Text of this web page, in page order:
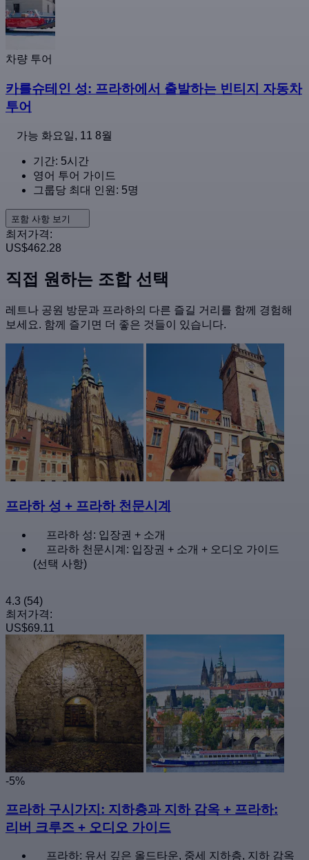
차량 투어
카를슈테인 성: 프라하에서 출발하는 빈티지 자동차
투어
가능 화요일, 11 8월
기간: 5시간
영어 투어 가이드
그룹당 최대 인원: 5명
포함 사항 보기
최저가격:
US$462.28
직접 원하는 조합 선택
레트나 공원 방문과 프라하의 다른 즐길 거리를 함께 경험해
보세요. 함께 즐기면 더 좋은 것들이 있습니다.
프라하 성 + 프라하 천문시계
프라하 성: 입장권 + 소개
프라하 천문시계: 입장권 + 소개 + 오디오 가이드
(선택 사항)
4.3 (54)
최저가격:
US$69.11
-5%
프라하 구시가지: 지하층과 지하 감옥 + 프라하:
리버 크루즈 + 오디오 가이드
프라하: 유서 깊은 올드타운, 중세 지하층, 지하 감옥